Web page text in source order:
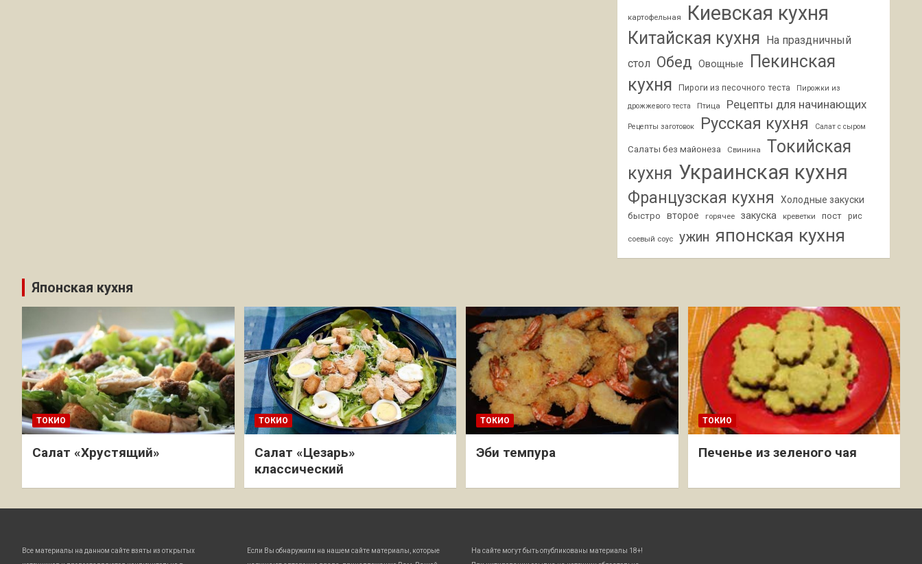
картофельная Киевская кухня
Китайская кухня На праздничный
стол Обед Овощные
Пекинская
кухня
Пироги из песочного теста
Пирожки из
дрожжевого теста
Птица Рецепты для начинающих
Рецепты заготовок Русская кухня Салат с сыром
Салаты без майонеза Свинина
Токийская
кухня Украинская кухня
Французская кухня Холодные закуски
быстро второе горячее закуска креветки пост рис
соевый соус ужин японская кухня
Японская кухня
ТОКИО
Салат «Хрустящий»
ТОКИО
Салат «Цезарь»
классический
ТОКИО
Эби темпура
ТОКИО
Печенье из зеленого чая
Все материалы на данном сайте взяты из открытых
Если Вы обнаружили на нашем сайте материалы, которые
На сайте могут быть опубликованы материалы 18+!